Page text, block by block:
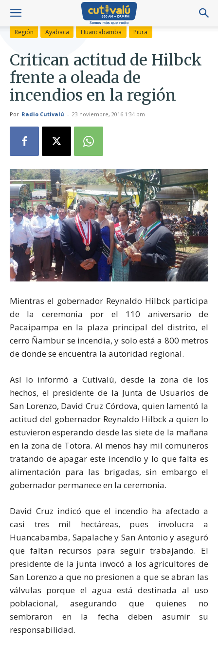
Región Ayabaca Huancabamba Piura
Critican actitud de Hilbck
frente a oleada de
incendios en la región
Por Radio Cutivalú - 23 noviembre, 2016 1:34 pm
Mientras el gobernador Reynaldo Hilbck participa
de la ceremonia por el 110 aniversario de
Pacaipampa en la plaza principal del distrito, el
cerro Ñambur se incendia, y solo está a 800 metros
de donde se encuentra la autoridad regional.
Así lo informó a Cutivalú, desde la zona de los
hechos, el presidente de la Junta de Usuarios de
San Lorenzo, David Cruz Córdova, quien lamentó la
actitud del gobernador Reynaldo Hilbck a quien lo
estuvieron esperando desde las siete de la mañana
en la zona de Totora. Al menos hay mil comuneros
tratando de apagar este incendio y lo que falta es
alimentación para las brigadas, sin embargo el
gobernador permanece en la ceremonia.
David Cruz indicó que el incendio ha afectado a
casi tres mil hectáreas, pues involucra a
Huancabamba, Sapalache y San Antonio y aseguró
que faltan recursos para seguir trabajando. El
presidente de la junta invocó a los agricultores de
San Lorenzo a que no presionen a que se abran las
válvulas porque el agua está destinada al uso
poblacional, asegurando que quienes no
sembraron en la fecha deben asumir su
responsabilidad.